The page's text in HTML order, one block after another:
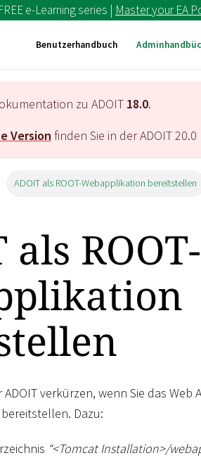
e-Learning series | Master your EA
Benutzerhandbuch
zu ADOIT 18.0.
Version finden Sie in der ADOIT20.0
ADOIT als ROOT-Webapplikation bereitstellen
als ROOT-
verkürzen, wenn Sie das Web
Dazu:
“<Tomcat Installation>/